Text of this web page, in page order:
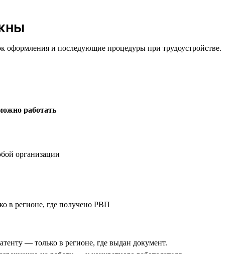
оформления и последующие процедуры при трудоустройстве.
работать
организации
в регионе, где получено РВП
— только в регионе, где выдан документ.